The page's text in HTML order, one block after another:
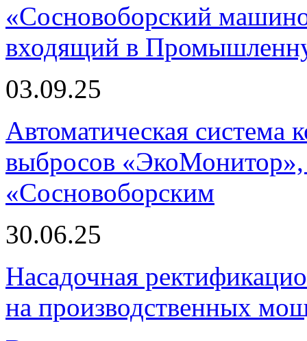
«Сосновоборский
входящий в
03.09.25
Автоматическая
выбросов «ЭкоМонитор»,
«Сосновоборским
30.06.25
Насадочная
на производственных